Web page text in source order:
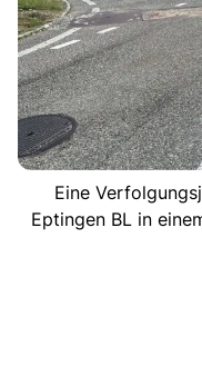
Eine
Eptingen BL in